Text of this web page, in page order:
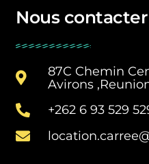
Nous contacter
87C Chemin
Avirons
+262 6 93 529